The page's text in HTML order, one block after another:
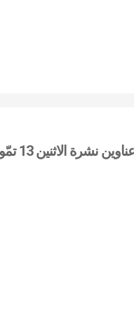
نشرة الاثنين 13 تمّوز 2026: العمق، لا المظاهر الخارجيّة